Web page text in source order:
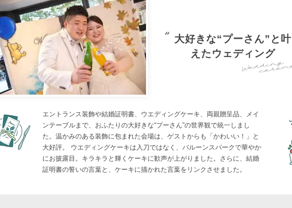
大好きな“プーさん”と叶
えたウェディング
エントランス装飾や結婚証明書、ウエディングケーキ、両親贈呈品、メイ
ンテーブルまで、おふたりの大好きな“プーさん”の世界観で統一しまし
た。温かみのある装飾に包まれた会場は、ゲストからも「かわいい！」と
大好評。 ウエディングケーキは入刀ではなく、バルーンスパークで華やか
にお披露目。キラキラと輝くケーキに歓声が上がりました。さらに、結婚
証明書の誓いの言葉と、ケーキに描かれた言葉をリンクさせました。